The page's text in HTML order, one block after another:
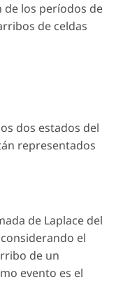
los períodos de
de celdas
dos estados del
representados
de Laplace del
el
de un
evento es el